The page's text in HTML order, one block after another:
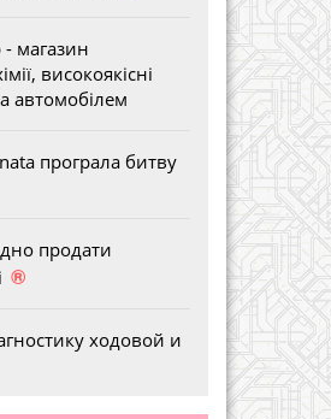
- магазин
високоякісні
автомобілем
програла битву
продати
®
ходовой и